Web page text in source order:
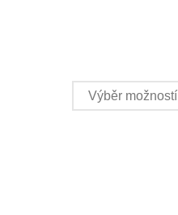
Výběr možností